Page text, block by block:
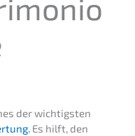
der wichtigs­ten
Es hilft, den